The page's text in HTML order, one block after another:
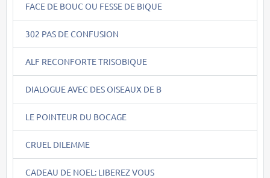
FACE DE BOUC OU FESSE DE BIQUE
302 PAS DE CONFUSION
ALF RECONFORTE TRISOBIQUE
DIALOGUE AVEC DES OISEAUX DE B
LE POINTEUR DU BOCAGE
CRUEL DILEMME
CADEAU DE NOEL: LIBEREZ VOUS